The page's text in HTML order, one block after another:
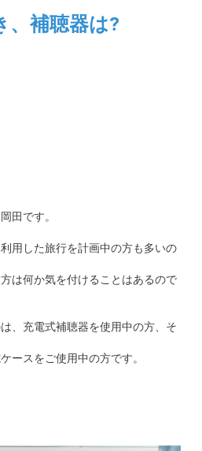
、補聴器は?
田です。
用した旅行を計画中の方も多いの
は何か気を付けることはあるので
、充電式補聴器を使用中の方、そ
ースをご使用中の方です。